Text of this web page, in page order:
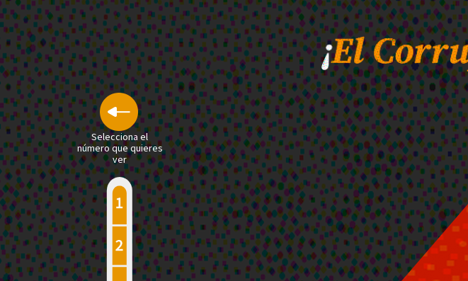
Selecciona el
número que quieres
ver